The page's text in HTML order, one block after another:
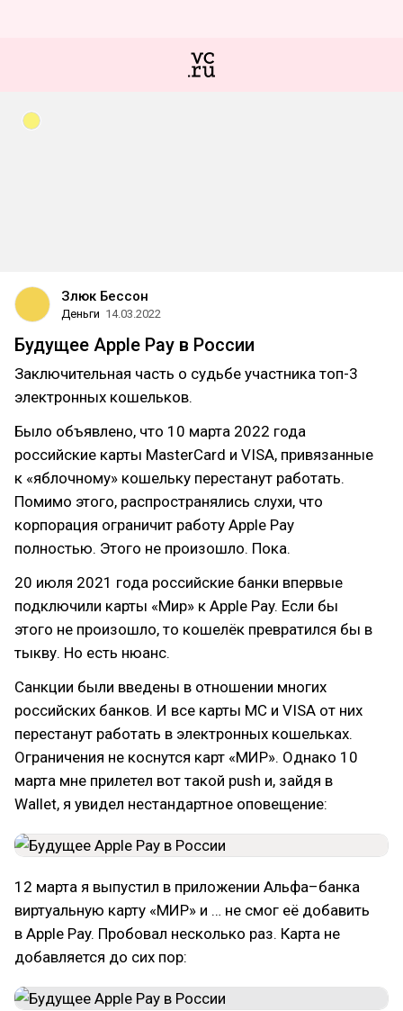
Злюк Бессон
Деньги 14.03.2022
Будущее Apple Pay в России
Заключительная часть о судьбе участника топ-3
электронных кошельков.
Было объявлено, что 10 марта 2022 года
российские карты MasterCard и VISA, привязанные
к «яблочному» кошельку перестанут работать.
Помимо этого, распространялись слухи, что
корпорация ограничит работу Apple Pay
полностью. Этого не произошло. Пока.
20 июля 2021 года российские банки впервые
подключили карты «Мир» к Apple Pay. Если бы
этого не произошло, то кошелёк превратился бы в
тыкву. Но есть нюанс.
Санкции были введены в отношении многих
российских банков. И все карты MC и VISA от них
перестанут работать в электронных кошельках.
Ограничения не коснутся карт «МИР». Однако 10
марта мне прилетел вот такой push и, зайдя в
Wallet, я увидел нестандартное оповещение:
12 марта я выпустил в приложении Альфа–банка
виртуальную карту «МИР» и … не смог её добавить
в Apple Pay. Пробовал несколько раз. Карта не
добавляется до сих пор: